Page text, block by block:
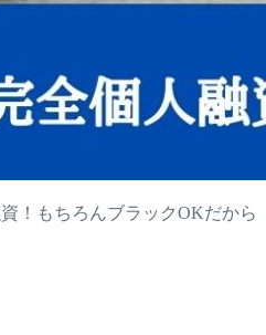
！もちろんブラックOKだから